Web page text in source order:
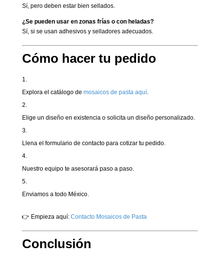
Sí, pero deben estar bien sellados.
¿Se pueden usar en zonas frías o con heladas?
Sí, si se usan adhesivos y selladores adecuados.
Cómo hacer tu pedido
Explora el catálogo de mosaicos de pasta aquí.
Elige un diseño en existencia o solicita un diseño personalizado.
Llena el formulario de contacto para cotizar tu pedido.
Nuestro equipo te asesorará paso a paso.
Enviamos a todo México.
👉 Empieza aquí: Contacto Mosaicos de Pasta
Conclusión